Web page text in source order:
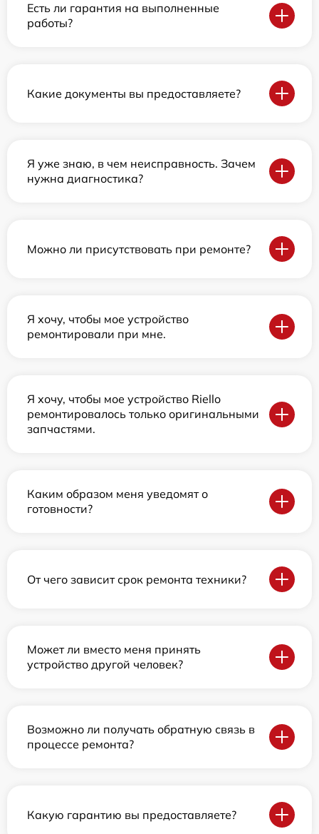
Есть ли гарантия на выполненные
работы?
Какие документы вы предоставляете?
Я уже знаю, в чем неисправность. Зачем
нужна диагностика?
Можно ли присутствовать при ремонте?
Я хочу, чтобы мое устройство
ремонтировали при мне.
Я хочу, чтобы мое устройство Riello
ремонтировалось только оригинальными
запчастями.
Каким образом меня уведомят о
готовности?
От чего зависит срок ремонта техники?
Может ли вместо меня принять
устройство другой человек?
Возможно ли получать обратную связь в
процессе ремонта?
Какую гарантию вы предоставляете?